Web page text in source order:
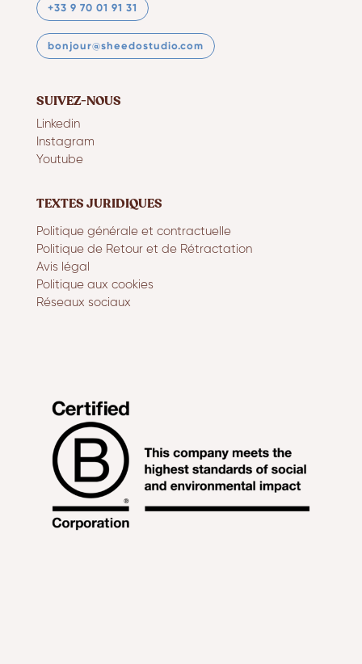
+33 9 70 01 91 31
bonjour@sheedostudio.com
SUIVEZ-NOUS
Linkedin
Instagram
Youtube
TEXTES JURIDIQUES
Politique générale et contractuelle
Politique de Retour et de Rétractation
Avis légal
Politique aux cookies
Réseaux sociaux